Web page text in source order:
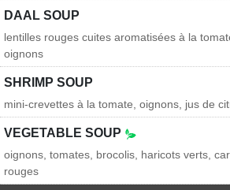
DAAL SOUP
lentilles rouges cuites aromatisées à la
oignons
SHRIMP SOUP
mini-crevettes à la tomate, oignons, jus de
VEGETABLE SOUP
oignons, tomates, brocolis, haricots verts,
rouges